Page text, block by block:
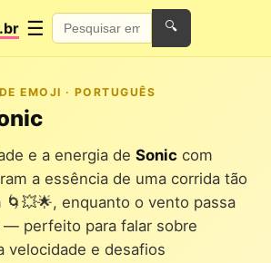
☰ 🔍
EMOJI · PORTUGUÊS
e a energia de Sonic com
a essência de uma corrida tão
🌀💥🌟, enquanto o vento passa
perfeito para falar sobre
velocidade e desafios